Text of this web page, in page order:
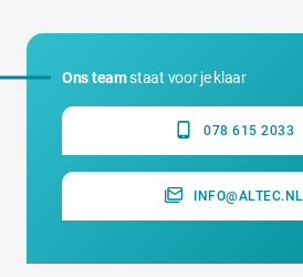
Ons teamstaat voor je klaar
078 615 2033
INFO@ALTEC.NL